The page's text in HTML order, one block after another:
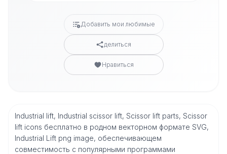
Добавить мои любимые
делиться
Нравиться
Industrial lift, Industrial scissor lift, Scissor lift parts, Scissor
lift icons бесплатно в родном векторном формате SVG,
Industrial Lift png image, обеспечивающем
совместимость с популярными программами